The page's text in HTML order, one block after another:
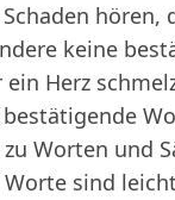
keine
Herz
Worten und
sind